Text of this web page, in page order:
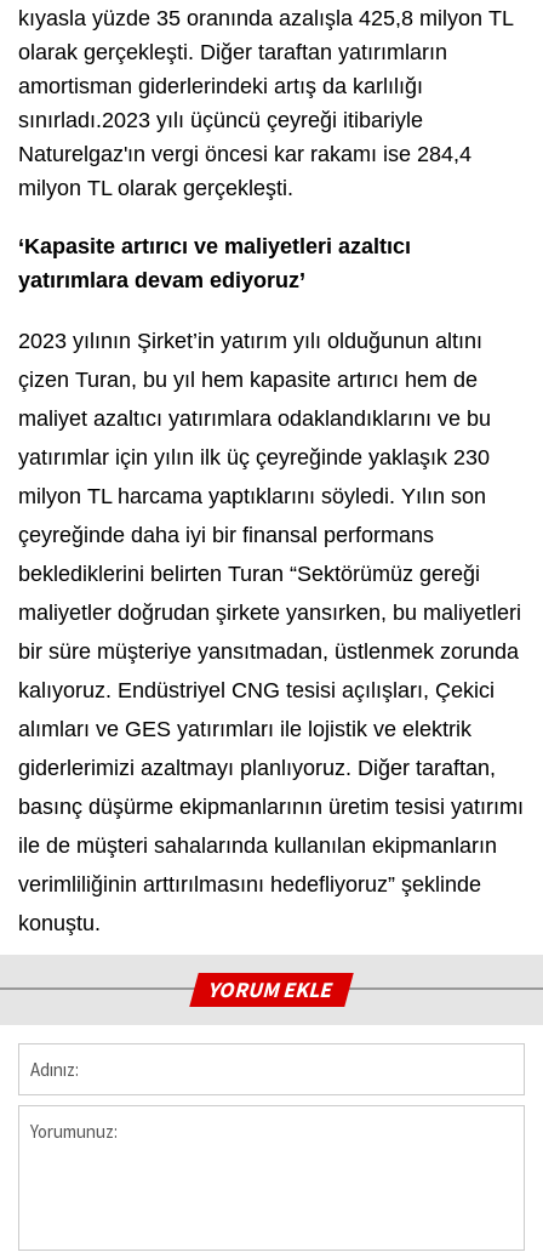
kıyasla yüzde 35 oranında azalışla 425,8 milyon TL
olarak gerçekleşti. Diğer taraftan yatırımların
amortisman giderlerindeki artış da karlılığı
sınırladı.2023 yılı üçüncü çeyreği itibariyle
Naturelgaz'ın vergi öncesi kar rakamı ise 284,4
milyon TL olarak gerçekleşti.
‘Kapasite artırıcı ve maliyetleri azaltıcı
yatırımlara devam ediyoruz’
2023 yılının Şirket’in yatırım yılı olduğunun altını
çizen Turan, bu yıl hem kapasite artırıcı hem de
maliyet azaltıcı yatırımlara odaklandıklarını ve bu
yatırımlar için yılın ilk üç çeyreğinde yaklaşık 230
milyon TL harcama yaptıklarını söyledi. Yılın son
çeyreğinde daha iyi bir finansal performans
beklediklerini belirten Turan “Sektörümüz gereği
maliyetler doğrudan şirkete yansırken, bu maliyetleri
bir süre müşteriye yansıtmadan, üstlenmek zorunda
kalıyoruz. Endüstriyel CNG tesisi açılışları, Çekici
alımları ve GES yatırımları ile lojistik ve elektrik
giderlerimizi azaltmayı planlıyoruz. Diğer taraftan,
basınç düşürme ekipmanlarının üretim tesisi yatırımı
ile de müşteri sahalarında kullanılan ekipmanların
verimliliğinin arttırılmasını hedefliyoruz” şeklinde
konuştu.
YORUM EKLE